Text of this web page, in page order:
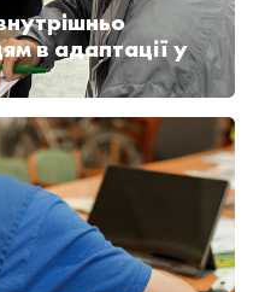
в адаптації у